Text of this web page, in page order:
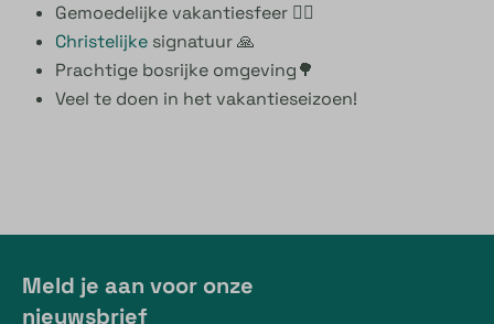
Gemoedelijke vakantiesfeer 🙋‍♀️
Christelijke signatuur 🙏
Prachtige bosrijke omgeving🌳
Veel te doen in het vakantieseizoen!
Meld je aan voor onze
nieuwsbrief